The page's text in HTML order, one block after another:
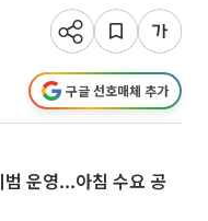
구글 선호매체 추가
범 운영...아침 수요 공